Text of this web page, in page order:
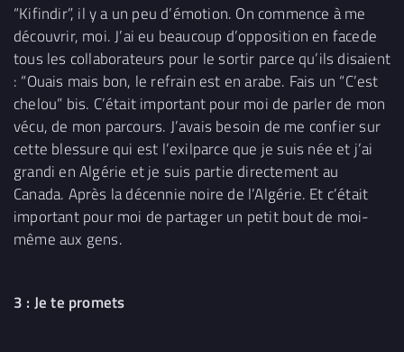
“Kifindir”, il y a un peu d’émotion. On commence à me
découvrir, moi. J’ai eu beaucoup d’opposition en facede
tous les collaborateurs pour le sortir parce qu’ils disaient
: “Ouais mais bon, le refrain est en arabe. Fais un “C’est
chelou” bis. C’était important pour moi de parler de mon
vécu, de mon parcours. J’avais besoin de me confier sur
cette blessure qui est l’exilparce que je suis née et j’ai
grandi en Algérie et je suis partie directement au
Canada. Après la décennie noire de l’Algérie. Et c’était
important pour moi de partager un petit bout de moi-
même aux gens.
3 : Je te promets